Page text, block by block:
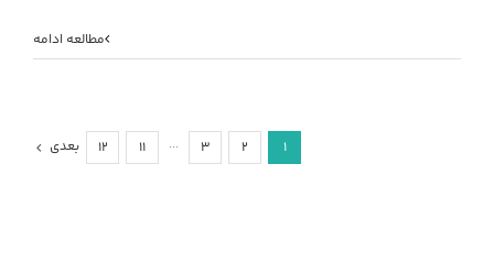
مطالعه ادامه
۱ ۲ ۳ ··· ۱۱ ۱۲ بعدی